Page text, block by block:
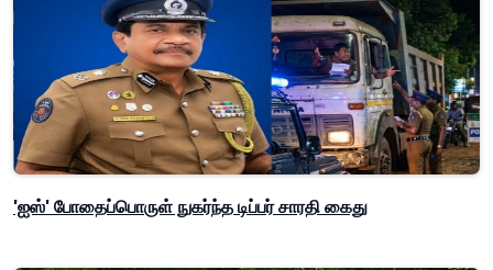
'ஐஸ்' போதைப்பொருள் நுகர்ந்த டிப்பர் சாரதி கைது